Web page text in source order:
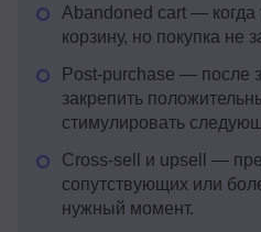
Abandoned cart — когда
корзину, но покупка не
Post-purchase — после
закрепить
стимулировать
Cross-sell и upsell —
сопутствующих или
нужный момент.